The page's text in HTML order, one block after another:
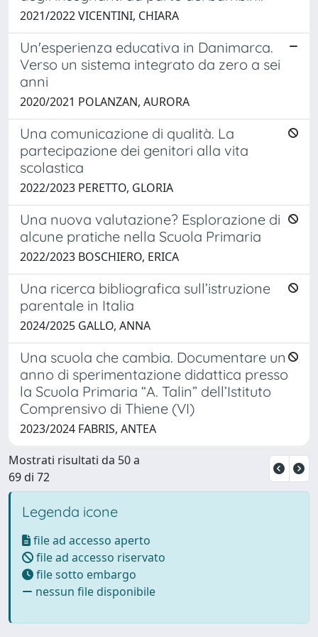
2021/2022 VICENTINI, CHIARA
Un'esperienza educativa in Danimarca.
Verso un sistema integrato da zero a sei
anni
2020/2021 POLANZAN, AURORA
Una comunicazione di qualità. La
partecipazione dei genitori alla vita
scolastica
2022/2023 PERETTO, GLORIA
Una nuova valutazione? Esplorazione di
alcune pratiche nella Scuola Primaria
2022/2023 BOSCHIERO, ERICA
Una ricerca bibliografica sull’istruzione
parentale in Italia
2024/2025 GALLO, ANNA
Una scuola che cambia. Documentare un
anno di sperimentazione didattica presso
la Scuola Primaria “A. Talin” dell’Istituto
Comprensivo di Thiene (VI)
2023/2024 FABRIS, ANTEA
Mostrati risultati da 50 a
69 di 72
Legenda icone
file ad accesso aperto
file ad accesso riservato
file sotto embargo
nessun file disponibile